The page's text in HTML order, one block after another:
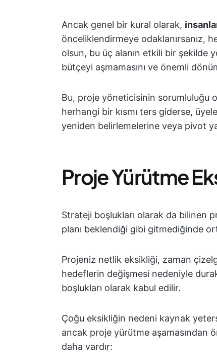
Ancak genel bir kural olarak,
önceliklendirmeye odaklanırsanız,
olsun, bu üç alanın etkili bir şekilde
bütçeyi aşmamasını ve önemli
Bu, proje yöneticisinin sorumluluğu
herhangi bir kısmı ters giderse,
yeniden belirlemelerine veya pivot
Proje Yürütme
Strateji boşlukları olarak da bilinen
planı beklendiği gibi gitmediğinde
Projeniz netlik eksikliği, zaman
hedeflerin değişmesi nedeniyle
boşlukları olarak kabul edilir.
Çoğu eksikliğin nedeni kaynak
ancak proje yürütme aşamasından
daha vardır: